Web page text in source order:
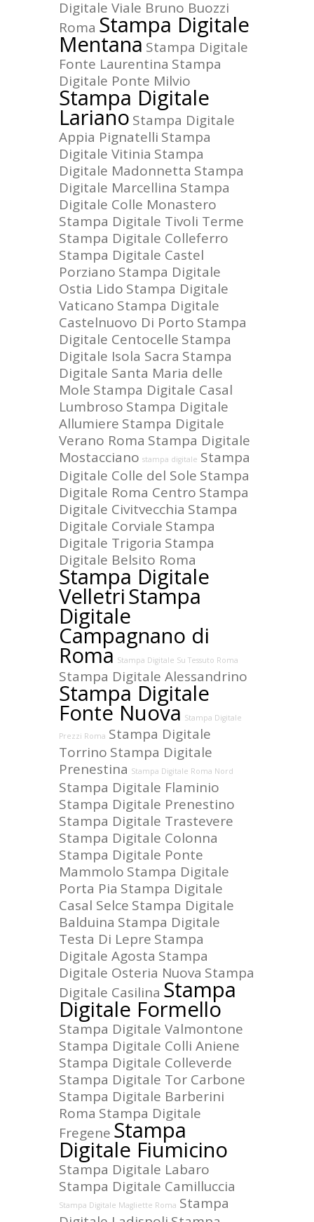
Digitale Viale Bruno Buozzi
Roma Stampa Digitale
Mentana Stampa Digitale
Fonte Laurentina Stampa
Digitale Ponte Milvio
Stampa Digitale
Lariano Stampa Digitale
Appia Pignatelli Stampa
Digitale Vitinia Stampa
Digitale Madonnetta Stampa
Digitale Marcellina Stampa
Digitale Colle Monastero
Stampa Digitale Tivoli Terme
Stampa Digitale Colleferro
Stampa Digitale Castel
Porziano Stampa Digitale
Ostia Lido Stampa Digitale
Vaticano Stampa Digitale
Castelnuovo Di Porto Stampa
Digitale Centocelle Stampa
Digitale Isola Sacra Stampa
Digitale Santa Maria delle
Mole Stampa Digitale Casal
Lumbroso Stampa Digitale
Allumiere Stampa Digitale
Verano Roma Stampa Digitale
Mostacciano stampa digitale Stampa
Digitale Colle del Sole Stampa
Digitale Roma Centro Stampa
Digitale Civitvecchia Stampa
Digitale Corviale Stampa
Digitale Trigoria Stampa
Digitale Belsito Roma
Stampa Digitale
VelletriStampa
Digitale
Campagnano di
Roma Stampa Digitale Su Tessuto Roma
Stampa Digitale Alessandrino
Stampa Digitale
Fonte Nuova Stampa Digitale
Prezzi Roma Stampa Digitale
Torrino Stampa Digitale
Prenestina Stampa Digitale Roma Nord
Stampa Digitale Flaminio
Stampa Digitale Prenestino
Stampa Digitale Trastevere
Stampa Digitale Colonna
Stampa Digitale Ponte
Mammolo Stampa Digitale
Porta Pia Stampa Digitale
Casal Selce Stampa Digitale
Balduina Stampa Digitale
Testa Di Lepre Stampa
Digitale Agosta Stampa
Digitale Osteria Nuova Stampa
Digitale Casilina Stampa
Digitale Formello
Stampa Digitale Valmontone
Stampa Digitale Colli Aniene
Stampa Digitale Colleverde
Stampa Digitale Tor Carbone
Stampa Digitale Barberini
Roma Stampa Digitale
Fregene Stampa
Digitale Fiumicino
Stampa Digitale Labaro
Stampa Digitale Camilluccia
Stampa Digitale Magliette Roma Stampa